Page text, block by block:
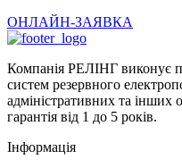
ОНЛАЙН-ЗАЯВКА
Компанія РЕЛІНГ виконує
систем резервного
адміністративних та інших
гарантія від 1 до 5 років.
Інформація